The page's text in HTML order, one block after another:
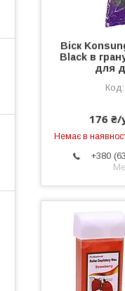
Віск
Black в
для
176 ₴/
Немає в
+380